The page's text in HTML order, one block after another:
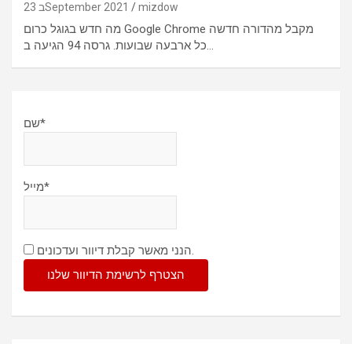
23 בSeptember 2021 mizdow
מה חדש בגוגל כרום Google Chrome מקבל מהדורה חדשה
כל ארבעה שבועות. גרסה 94 הגיעה ב…
שם*
מייל*
הנני מאשר קבלת דיוור ועדכונים.